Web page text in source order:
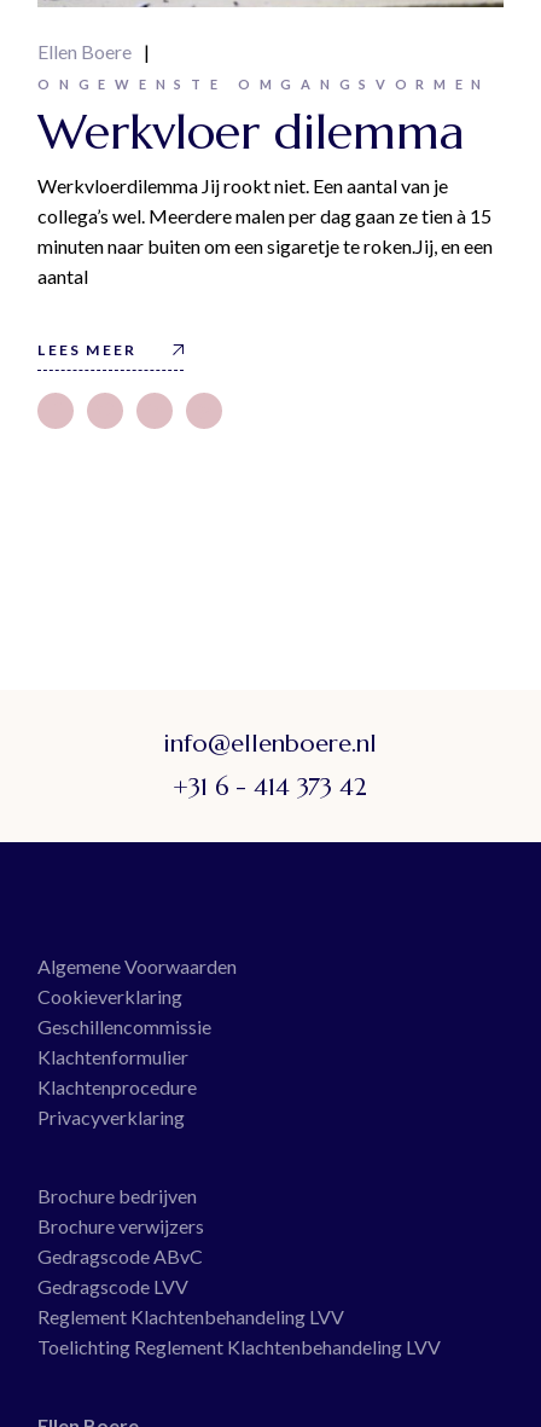
Ellen Boere
ONGEWENSTE OMGANGSVORMEN
Werkvloer dilemma
Werkvloerdilemma Jij rookt niet. Een aantal van je
collega’s wel. Meerdere malen per dag gaan ze tien à 15
minuten naar buiten om een sigaretje te roken.Jij, en een
aantal
info@ellenboere.nl
+31 6 - 414 373 42
Algemene Voorwaarden
Cookieverklaring
Geschillencommissie
Klachtenformulier
Klachtenprocedure
Privacyverklaring
Brochure bedrijven
Brochure verwijzers
Gedragscode ABvC
Gedragscode LVV
Reglement Klachtenbehandeling LVV
Toelichting Reglement Klachtenbehandeling LVV